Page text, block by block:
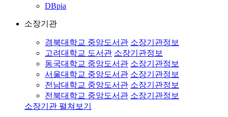
DBpia
소장기관
경북대학교 중앙도서관 소장기관정보
고려대학교 도서관 소장기관정보
동국대학교 중앙도서관 소장기관정보
서울대학교 중앙도서관 소장기관정보
전남대학교 중앙도서관 소장기관정보
전북대학교 중앙도서관 소장기관정보
소장기관 펼쳐보기